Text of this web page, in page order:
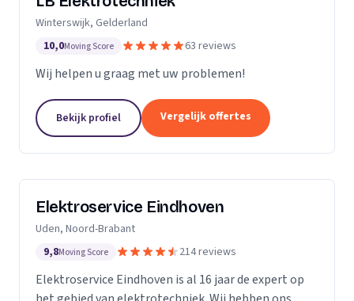
Winterswijk, Gelderland
10,0Moving Score 63 reviews
Wij helpen u graag met uw problemen!
Bekijk profiel Vergelijk offertes
Elektroservice Eindhoven
Uden, Noord-Brabant
9,8Moving Score 214 reviews
Elektroservice Eindhoven is al 16 jaar de expert op